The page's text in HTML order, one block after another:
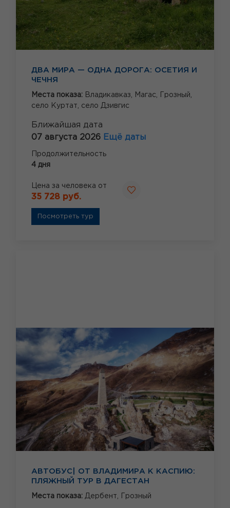
ДВА МИРА — ОДНА ДОРОГА: ОСЕТИЯ И
ЧЕЧНЯ
Места показа: Владикавказ, Магас,
Грозный,
село Куртат, село Дзивгис
Ближайшая дата
07 августа 2026 Ещё даты
Продолжительность
4 дня
Цена за человека от
35 728 руб.
Посмотреть тур
АВТОБУС| ОТ ВЛАДИМИРА К КАСПИЮ:
ПЛЯЖНЫЙ ТУР В ДАГЕСТАН
Места показа: Дербент, Грозный